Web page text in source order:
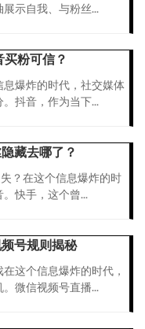
示自我、与粉丝...
粉可信？
爆炸的时代，社交媒体
抖音，作为当下...
藏去哪了？
？在这个信息爆炸的时
快手，这个曾...
号规则揭秘
这个信息爆炸的时代，
微信视频号直播...